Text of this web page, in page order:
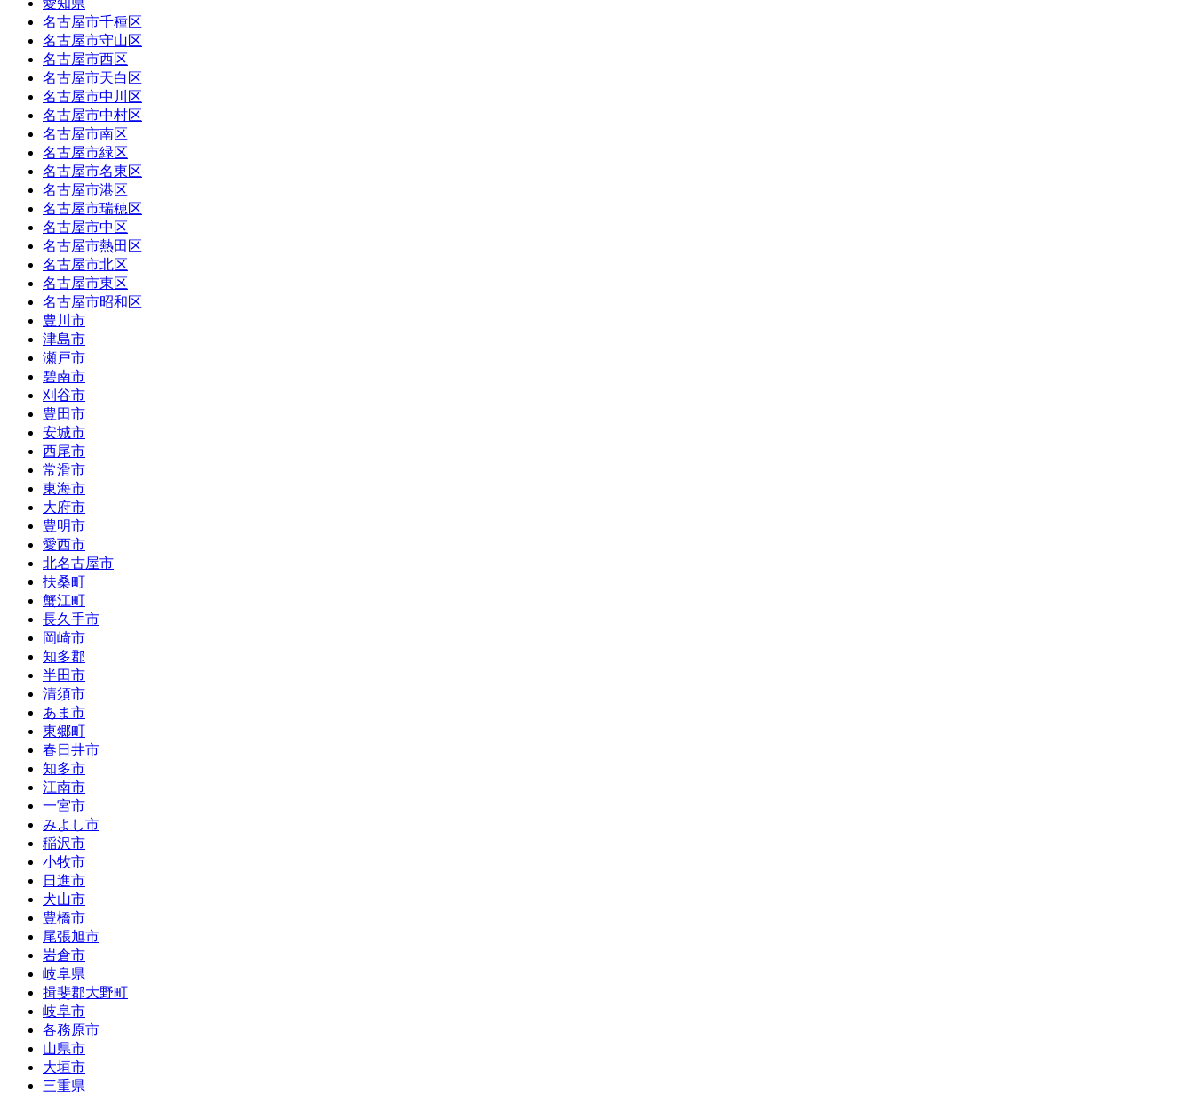
愛知県
名古屋市千種区
名古屋市守山区
名古屋市西区
名古屋市天白区
名古屋市中川区
名古屋市中村区
名古屋市南区
名古屋市緑区
名古屋市名東区
名古屋市港区
名古屋市瑞穂区
名古屋市中区
名古屋市熱田区
名古屋市北区
名古屋市東区
名古屋市昭和区
豊川市
津島市
瀬戸市
碧南市
刈谷市
豊田市
安城市
西尾市
常滑市
東海市
大府市
豊明市
愛西市
北名古屋市
扶桑町
蟹江町
長久手市
岡崎市
知多郡
半田市
清須市
あま市
東郷町
春日井市
知多市
江南市
一宮市
みよし市
稲沢市
小牧市
日進市
犬山市
豊橋市
尾張旭市
岩倉市
岐阜県
揖斐郡大野町
岐阜市
各務原市
山県市
大垣市
三重県